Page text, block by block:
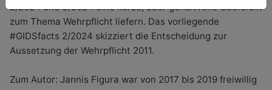
2/2024 und 3/2024 eine kurze, aber gehaltvolle Übersicht
zum Thema Wehrpflicht liefern. Das vorliegende
#GIDSfacts 2/2024 skizziert die Entscheidung zur
Aussetzung der Wehrpflicht 2011.
Zum Autor: Jannis Figura war von 2017 bis 2019 freiwillig